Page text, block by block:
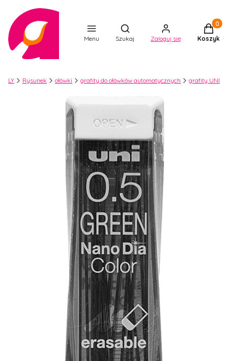
Menu
Otwórz wyszukiwarkę
Szukaj Zaloguj się Koszyk
Rysunek ołówki grafity do ołówków automatycznych grafity UNI